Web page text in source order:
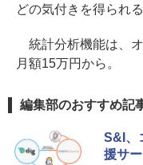
どの気付きを得られる
統計分析機能は、
月額15万円から。
編集部のおすすめ記
S&I、
援サ